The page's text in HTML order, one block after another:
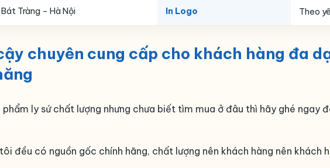
Tràng – Hà Nội In Logo Theo
chuyên cung cấp cho khách hàng đa
ly sứ chất lượng nhưng chưa biết tìm mua ở đâu thì hãy ghé ngay
đều có nguồn gốc chính hãng, chất lượng nên khách hàng nên khách